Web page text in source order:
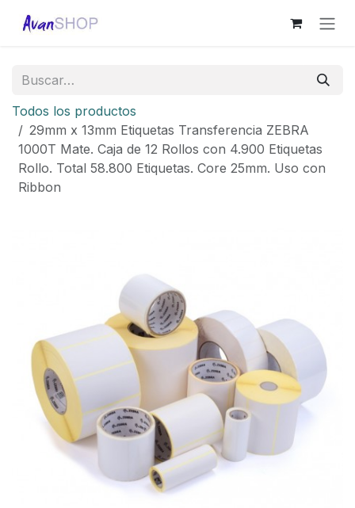
Todos los productos
29mm x 13mm Etiquetas Transferencia ZEBRA
1000T Mate. Caja de 12 Rollos con 4.900 Etiquetas
Rollo. Total 58.800 Etiquetas. Core 25mm. Uso con
Ribbon